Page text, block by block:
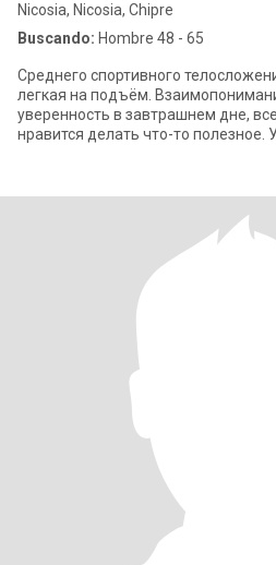
Nicosia, Nicosia, Chipre
Buscando: Hombre 48 - 65
Среднего спортивного
легкая на подъём.
уверенность в завтрашнем дне,
нравится делать что-то полезное.